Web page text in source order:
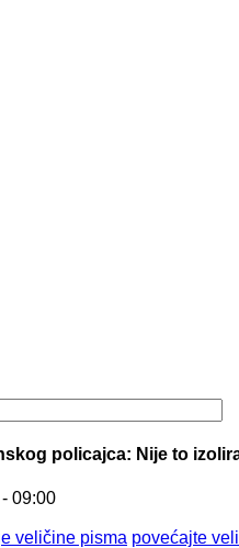
policajca: Nije to
09:00
veličine pisma povećajte